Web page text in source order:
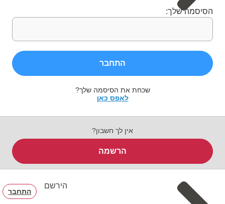
הסיסמה שלך:
התחבר
שכחת את הסיסמה שלך?
לאפס כאן
אין לך חשבון?
הרשמה
הירשם
התחבר